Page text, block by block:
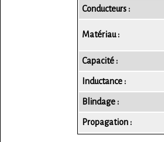
Conducteurs :
Matériau :
Capacité :
Inductance :
Blindage :
Propagation :